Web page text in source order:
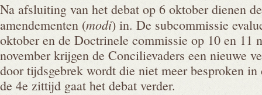
Na afsluiting van het debat op 6 oktober dienen
amendementen (modi) in. De subcommissie
oktober en de Doctrinele commissie op 10 en 11
november krijgen de Concilievaders een nieuwe
door tijdsgebrek wordt die niet meer besproken
de 4e zittijd gaat het debat verder.